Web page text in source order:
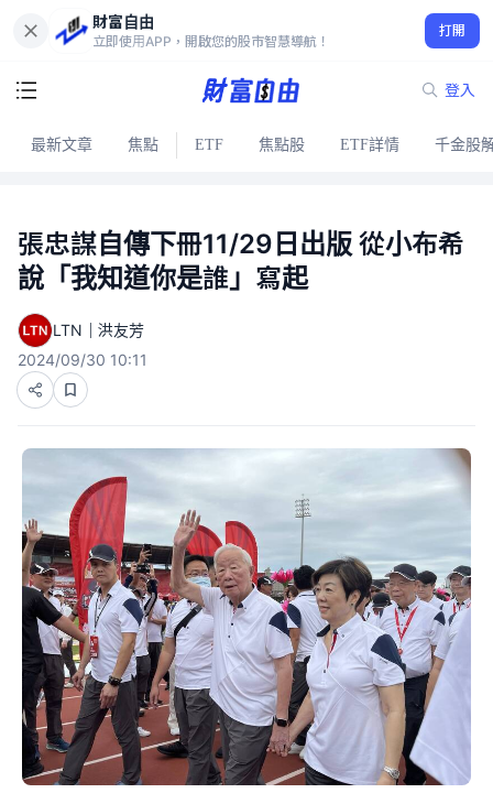
財富自由
立即使用APP，開啟您的股市智慧導航！
打開
登入
最新文章 焦點 ETF 焦點股 ETF詳情 千金股
張忠謀自傳下冊11/29日出版 從小布希
說「我知道你是誰」寫起
LTN｜洪友芳
2024/09/30 10:11